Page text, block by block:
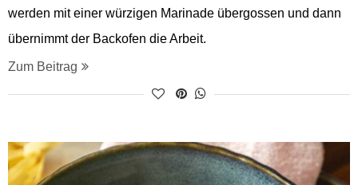
werden mit einer würzigen Marinade übergossen und dann
übernimmt der Backofen die Arbeit.
Zum Beitrag